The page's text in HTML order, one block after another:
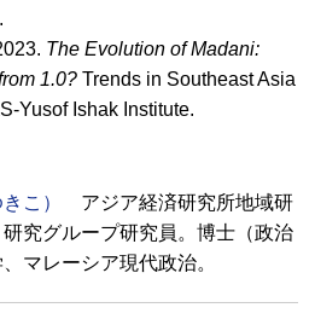
The Evolution of Madani:
1.0? Trends in Southeast Asia
Yusof Ishak Institute.
こ）
アジア経済研究所地域研
究グループ研究員。博士（政治
マレーシア現代政治。